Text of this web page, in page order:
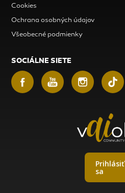
Cookies
Ochrana osobných údajov
Všeobecné podmienky
SOCIÁLNE SIETE
Prihlásiť
sa